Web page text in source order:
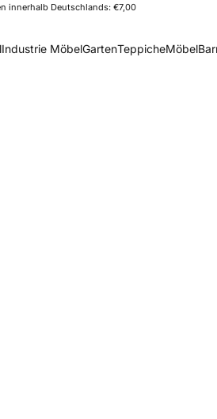
innerhalb Deutschlands: €7,00
Industrie MöbelGartenTeppicheMöbel